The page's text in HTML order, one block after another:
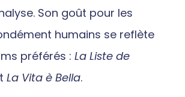
Son goût pour les
humains se reflète
préférés : La Liste de
La Vita è Bella.